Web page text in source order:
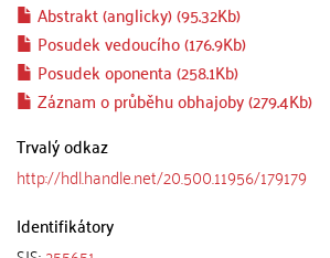
Abstrakt (anglicky) (95.32Kb)
Posudek vedoucího (176.9Kb)
Posudek oponenta (258.1Kb)
Záznam o průběhu obhajoby (279.4Kb)
Trvalý odkaz
http://hdl.handle.net/20.500.11956/179179
Identifikátory